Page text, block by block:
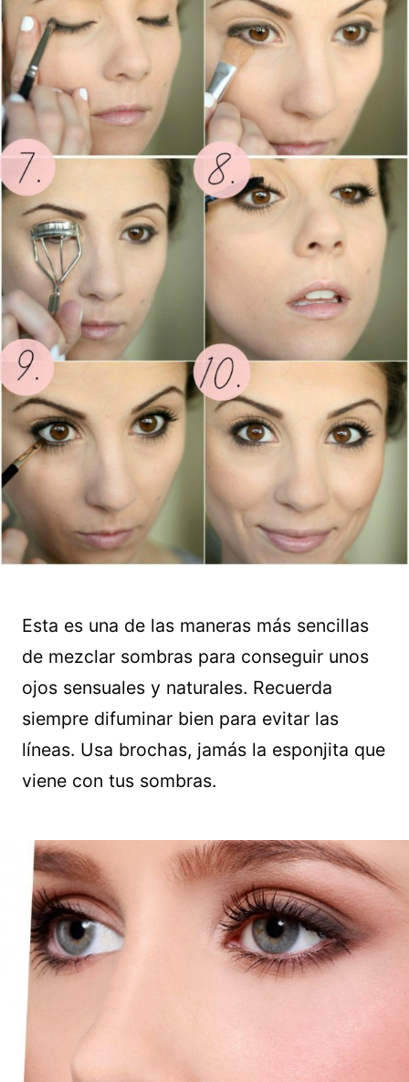
Esta es una de las maneras más sencillas
de mezclar sombras para conseguir unos
ojos sensuales y naturales. Recuerda
siempre difuminar bien para evitar las
líneas. Usa brochas, jamás la esponjita que
viene con tus sombras.